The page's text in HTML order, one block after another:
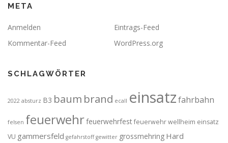
META
Anmelden
Eintrags-Feed
Kommentar-Feed
WordPress.org
SCHLAGWÖRTER
2022 absturz B3 baum brand ecall einsatzfahrbahn
felsen feuerwehrfeuerwehrfest feuerwehr wellheim einsatz
VU gammersfeld gefahrstoff gewitter grossmehring Hard